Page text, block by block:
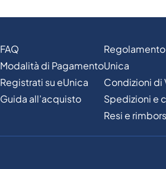
FAQ
Modalità di Pagamento
Registrati su eUnica
Guida all’acquisto
Unica
Condizioni di
Spedizioni e
Resi e